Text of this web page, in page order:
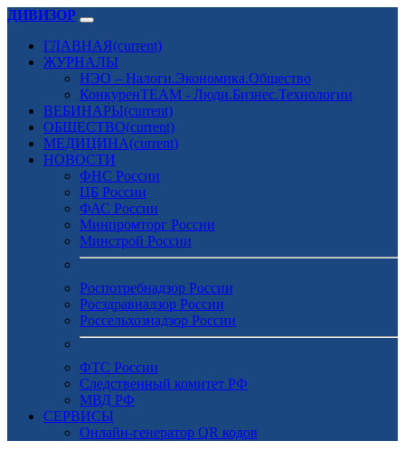
ДИВИЗОР
ГЛАВНАЯ(current)
ЖУРНАЛЫ
НЭО – Налоги.Экономика.Общество
КонкуренTEAM - Люди.Бизнес.Технологии
ВЕБИНАРЫ(current)
ОБЩЕСТВО(current)
МЕДИЦИНА(current)
НОВОСТИ
ФНС России
ЦБ России
ФАС России
Минпромторг России
Минстрой России
Роспотребнадзор России
Росздравнадзор России
Россельхознадзор России
ФТС России
Следственный комитет РФ
МВД РФ
СЕРВИСЫ
Онлайн-генератор QR кодов